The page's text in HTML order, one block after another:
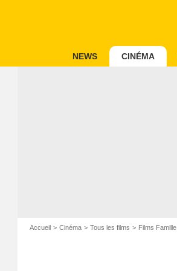
NEWS CINÉMA
Accueil Cinéma Tous les films Films Famille